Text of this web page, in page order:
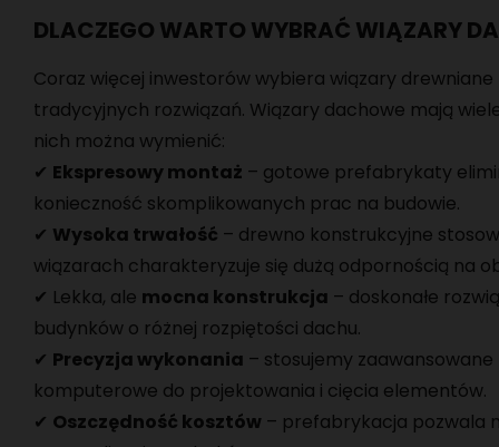
DLACZEGO WARTO WYBRAĆ WIĄZARY
Coraz więcej inwestorów wybiera wiązary
tradycyjnych rozwiązań. Wiązary dachowe mają
nich można wymienić:
✔ Ekspresowy montaż – gotowe prefabrykaty
konieczność skomplikowanych prac na budowie.
✔ Wysoka trwałość – drewno konstrukcyjne
wiązarach charakteryzuje się dużą odpornością na
✔ Lekka, ale mocna konstrukcja – doskonałe
budynków o różnej rozpiętości dachu.
✔ Precyzja wykonania – stosujemy
komputerowe do projektowania i cięcia elementów.
✔ Oszczędność kosztów – prefabrykacja pozwala